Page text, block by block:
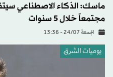
ماسك: الذكاء الاصطناعي
مجتمعاً خلال 5 سنوات
الجمعة 24/07 - 13:36
يوميات الشرق